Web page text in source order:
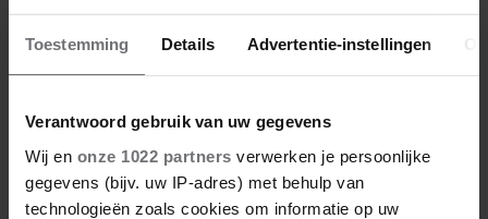
Toestemming Details Advertentie-instellingen
Verantwoord gebruik van uw gegevens
Wij en onze 1022 partners verwerken je persoonlijke
gegevens (bijv. uw IP-adres) met behulp van
technologieën zoals cookies om informatie op uw